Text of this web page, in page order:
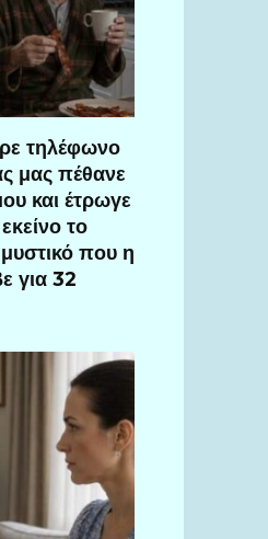
τηλέφωνο
μας πέθανε
και έτρωγε
το
που η
για 32